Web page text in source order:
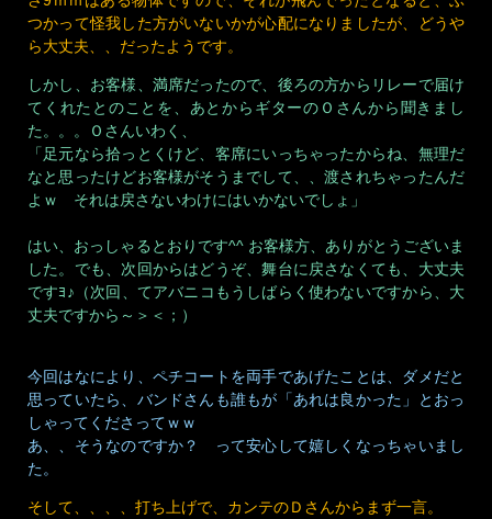
つかって怪我した方がいないかが心配になりましたが、どうや
ら大丈夫、、だったようです。
しかし、お客様、満席だったので、後ろの方からリレーで届け
てくれたとのことを、あとからギターのＯさんから聞きまし
た。。。Ｏさんいわく、
「足元なら拾っとくけど、客席にいっちゃったからね、無理だ
なと思ったけどお客様がそうまでして、、渡されちゃったんだ
よｗ それは戻さないわけにはいかないでしょ」
はい、おっしゃるとおりです^^ お客様方、ありがとうございま
した。でも、次回からはどうぞ、舞台に戻さなくても、大丈夫
ですﾖ♪（次回、てアバニコもうしばらく使わないですから、大
丈夫ですから～＞＜；）
今回はなにより、ペチコートを両手であげたことは、ダメだと
思っていたら、バンドさんも誰もが「あれは良かった」とおっ
しゃってくださってｗｗ
あ、、そうなのですか？ って安心して嬉しくなっちゃいまし
た。
そして、、、、打ち上げで、カンテのＤさんからまず一言。